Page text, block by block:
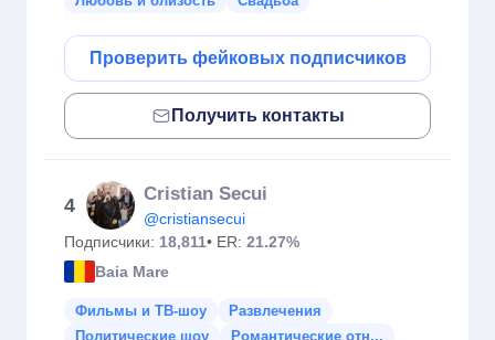
Проверить фейковых подписчиков
Получить контакты
4
Cristian Secui
@cristiansecui
Подписчики: 18,811• ER: 21.27%
Baia Mare
Фильмы и ТВ-шоу
Развлечения
Политические шоу
Романтические отн...